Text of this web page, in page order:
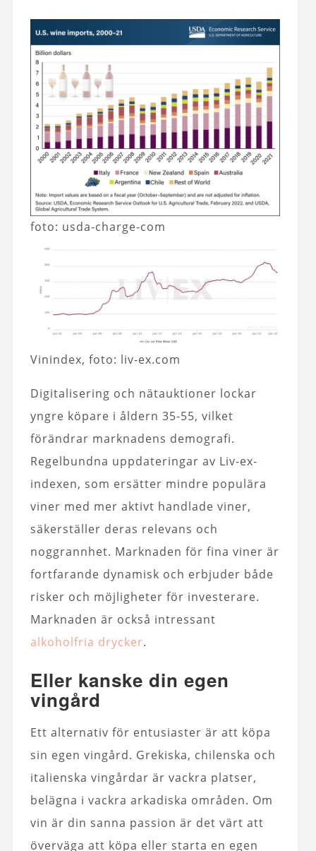
foto: usda-charge-com
Vinindex, foto: liv-ex.com
Digitalisering och nätauktioner lockar
yngre köpare i åldern 35-55, vilket
förändrar marknadens demografi.
Regelbundna uppdateringar av Liv-ex-
indexen, som ersätter mindre populära
viner med mer aktivt handlade viner,
säkerställer deras relevans och
noggrannhet. Marknaden för fina viner är
fortfarande dynamisk och erbjuder både
risker och möjligheter för investerare.
Marknaden är också intressant
alkoholfria drycker.
Eller kanske din egen
vingård
Ett alternativ för entusiaster är att köpa
sin egen vingård. Grekiska, chilenska och
italienska vingårdar är vackra platser,
belägna i vackra arkadiska områden. Om
vin är din sanna passion är det värt att
överväga att köpa eller starta en egen